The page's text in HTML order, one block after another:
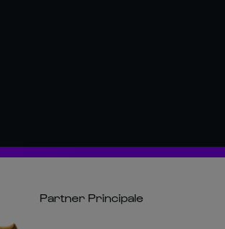
Partner Principale